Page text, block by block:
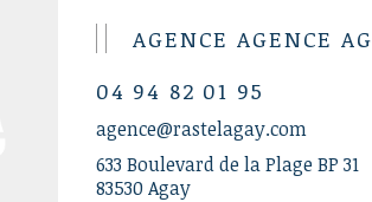
AGENCE AGENCE
04 94 82 01 95
agence@rastelagay.com
633 Boulevard de la Plage BP 31
83530 Agay